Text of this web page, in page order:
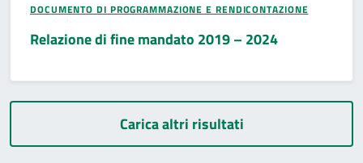
DOCUMENTO DI PROGRAMMAZIONE E RENDICONTAZIONE
Relazione di fine mandato 2019 – 2024
Carica altri risultati